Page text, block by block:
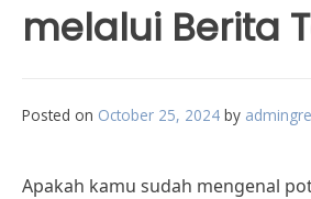
melalui Berita
Posted on October 25, 2024 by admingre
Apakah kamu sudah mengenal